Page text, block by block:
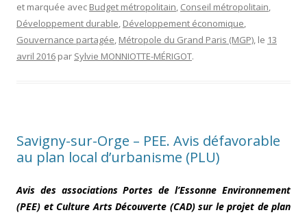
et marquée avec Budget métropolitain, Conseil métropolitain,
Développement durable, Développement économique,
Gouvernance partagée, Métropole du Grand Paris (MGP), le 13
avril 2016 par Sylvie MONNIOTTE-MÉRIGOT.
Savigny-sur-Orge – PEE. Avis défavorable
au plan local d’urbanisme (PLU)
Avis des associations Portes de l’Essonne Environnement
(PEE) et Culture Arts Découverte (CAD) sur le projet de plan